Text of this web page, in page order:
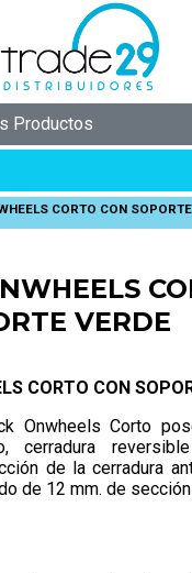
Productos
CORTO CON
VERDE
CORTO CON
Onwheels Corto
cerradura
de la cerradura
de 12 mm. de